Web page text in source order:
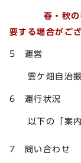
春・秋の行楽
要する場合がご
5 運営
雲ケ畑自治振
6 運行状況
以下の「案内
7 問い合わせ